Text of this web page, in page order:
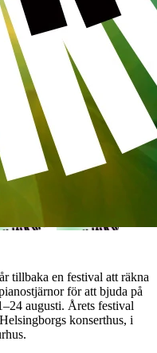
tillbaka en festival att räkna
för att bjuda på
augusti. Årets festival
konserthus, i